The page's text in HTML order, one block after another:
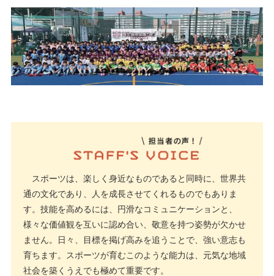
スポーツは、楽しく身近なものであると同時に、世界共
通の文化であり、人を成長させてくれるものでもありま
す。技能を高めるには、円滑なコミュニケーションと、
様々な価値観を互いに認め合い、敬意を持つ姿勢が欠かせ
ません。日々、目標を掲げ高みを追うことで、強い意志も
育ちます。スポーツが育むこのような能力は、元気な地域
社会を築くうえでも極めて重要です。